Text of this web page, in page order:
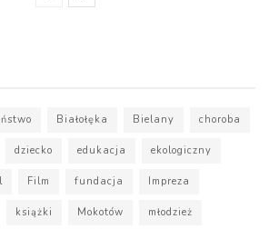
Białołęka Bielany choroba
dziecko edukacja ekologiczny
Film fundacja Impreza
książki Mokotów młodzież